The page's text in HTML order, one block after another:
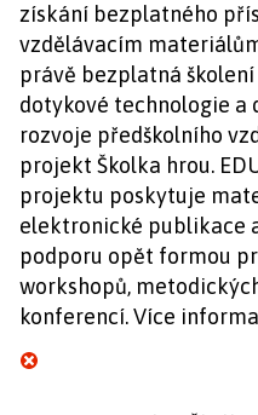
získání bezplatného
vzdělávacím
právě bezplatná
dotykové technologie a
rozvoje předškolního
projekt Školka hrou.
projektu poskytuje
elektronické publikace
podporu opět formou
workshopů,
konferencí. Více